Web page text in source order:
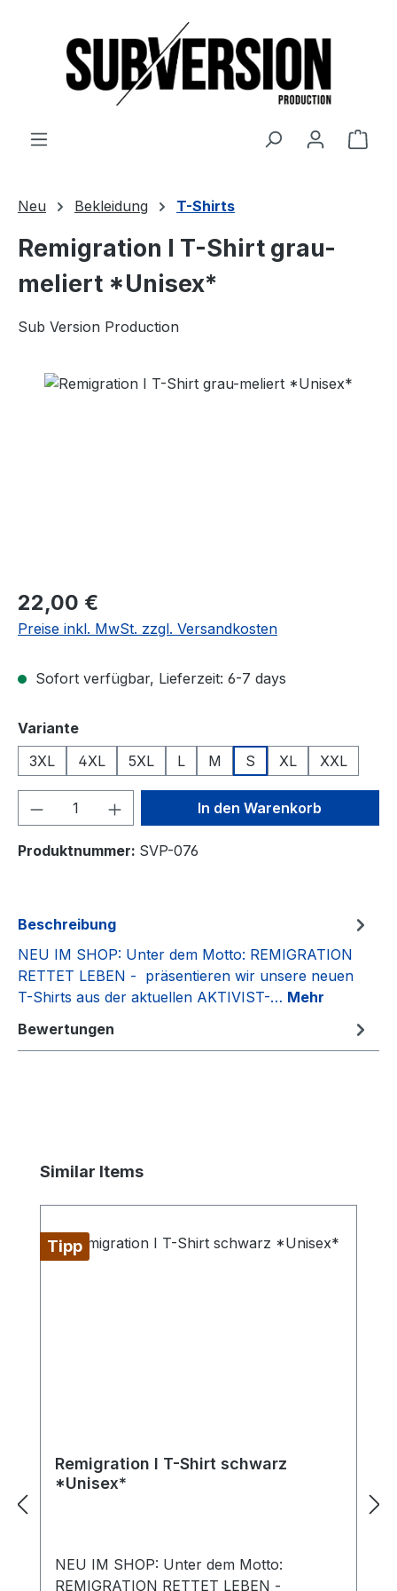
Neu Bekleidung T-Shirts
Remigration I T-Shirt grau-
meliert *Unisex*
Sub Version Production
Regulärer Preis:
22,00 €
Preise inkl. MwSt. zzgl. Versandkosten
Sofort verfügbar, Lieferzeit: 6-7 days
Varianteauswählen
3XL
4XL 5XL L M S XL XXL
Produkt Anzahl: Gib denIn den Warenkorb
Produktnummer: SVP-076
Beschreibung
NEU IM SHOP: Unter dem Motto: REMIGRATION
RETTET LEBEN - präsentieren wir unsere neuen
T-Shirts aus der aktuellen AKTIVIST-… Mehr
Bewertungen
Produktgalerie überspringen
Similar Items
Tipp
Remigration I T-Shirt schwarz
*Unisex*
NEU IM SHOP: Unter dem Motto:
REMIGRATION RETTET LEBEN -